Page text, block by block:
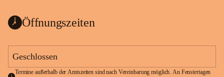
ht
1 Seite•0,1 MB
Öffnungszeiten
Geschlossen
Termine außerhalb der Amtszeiten sind nach Vereinbarung möglich. An Fenstertagen